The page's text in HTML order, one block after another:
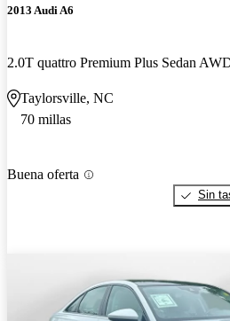
2013 Audi A6
2.0T quattro Premium Plus Sedan
Taylorsville, NC
70 millas
Buena oferta
Sin